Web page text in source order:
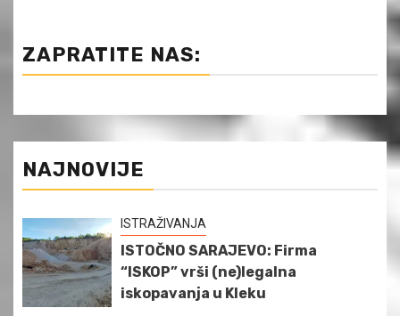
ZAPRATITE NAS:
NAJNOVIJE
ISTRAŽIVANJA
ISTOČNO SARAJEVO: Firma
“ISKOP” vrši (ne)legalna
iskopavanja u Kleku